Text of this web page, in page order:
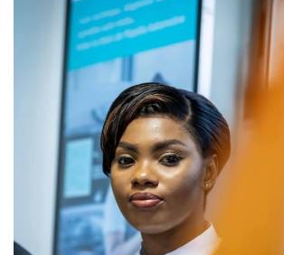
Business
Culture
Sublimes cerveaux
Autr'Actu